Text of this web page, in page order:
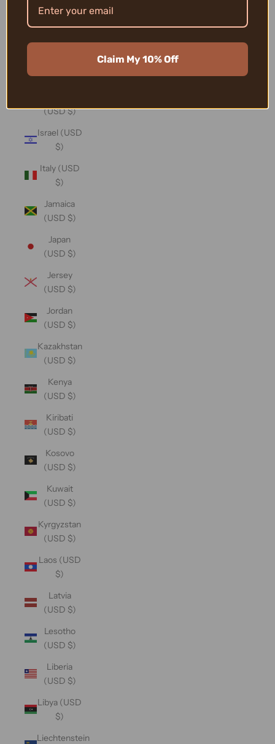
Iraq (USD
(USD $)
(USD $)
Israel (USD
$)
Italy (USD
$)
Jamaica
(USD $)
Japan
(USD $)
Jersey
(USD $)
Jordan
(USD $)
Kazakhstan
(USD $)
Kenya
(USD $)
Kiribati
(USD $)
Kosovo
(USD $)
Kuwait
(USD $)
Kyrgyzstan
(USD $)
Laos (USD
$)
Latvia
(USD $)
Lesotho
(USD $)
Liberia
(USD $)
Libya (USD
$)
Liechtenstein
Claim My 10% Off